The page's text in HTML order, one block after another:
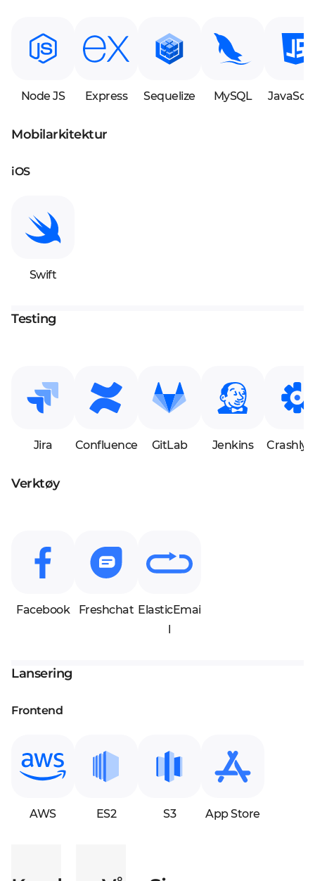
Node JS Express Sequelize MySQL
Mobilarkitektur
iOS
Swift
Testing
Jira Confluence GitLab Jenkins
Verktøy
Facebook Freshchat ElasticEmai
l
Lansering
Frontend
AWS ES2 S3 App Store